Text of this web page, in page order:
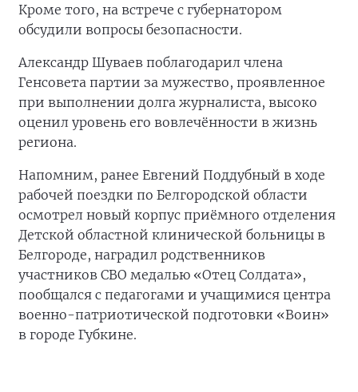
Кроме того, на встрече с губернатором
обсудили вопросы безопасности.
Александр Шуваев поблагодарил члена
Генсовета партии за мужество, проявленное
при выполнении долга журналиста, высоко
оценил уровень его вовлечённости в жизнь
региона.
Напомним, ранее Евгений Поддубный в ходе
рабочей поездки по Белгородской области
осмотрел новый корпус приёмного отделения
Детской областной клинической больницы в
Белгороде, наградил родственников
участников СВО медалью «Отец Солдата»,
пообщался с педагогами и учащимися центра
военно-патриотической подготовки «Воин»
в городе Губкине.